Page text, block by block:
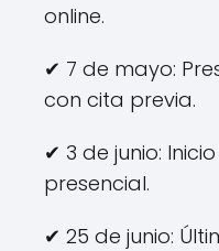
online.
✔ 7 de mayo:
con cita previa.
✔ 3 de junio:
presencial.
✔ 25 de junio: